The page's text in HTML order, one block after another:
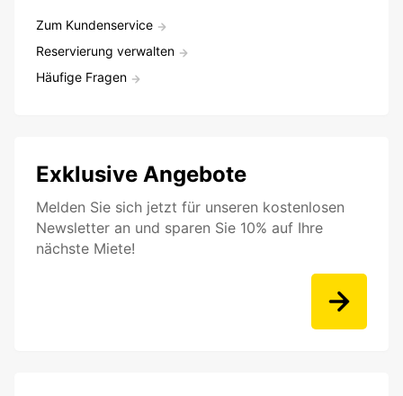
Zum Kundenservice
Reservierung verwalten
Häufige Fragen
Exklusive Angebote
Melden Sie sich jetzt für unseren kostenlosen
Newsletter an und sparen Sie 10% auf Ihre
nächste Miete!